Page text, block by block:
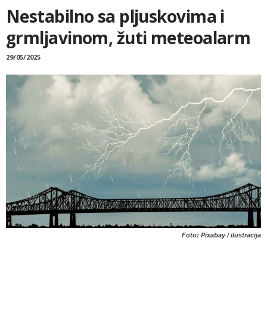
Nestabilno sa pljuskovima i
grmljavinom, žuti meteoalarm
29/05/2025
Foto: Pixabay / ilustracija